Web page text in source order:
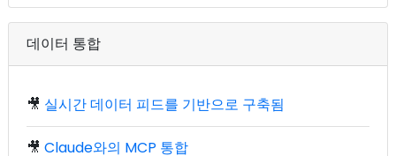
데이터 통합
🎥 실시간 데이터 피드를 기반으로 구축됨
🎥 Claude와의 MCP 통합